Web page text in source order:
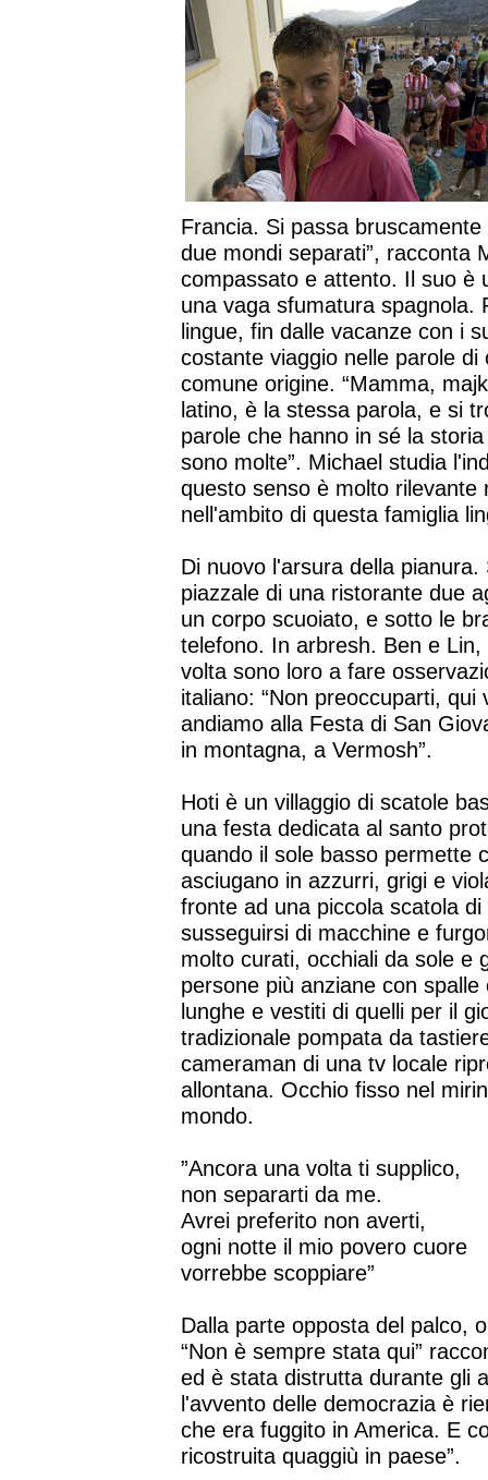
Francia. Si passa
due mondi separati”, racconta
compassato e attento. Il suo è
una vaga sfumatura spagnola.
lingue, fin dalle vacanze con i
costante viaggio nelle parole
comune origine. “Mamma,
latino, è la stessa parola, e si
parole che hanno in sé la
sono molte”. Michael studia
questo senso è molto
nell'ambito di questa famiglia
Di nuovo l'arsura della
piazzale di una ristorante due
un corpo scuoiato, e sotto le
telefono. In arbresh. Ben e
volta sono loro a fare
italiano: “Non preoccuparti,
andiamo alla Festa di San
in montagna, a Vermosh”.
Hoti è un villaggio di scatole
una festa dedicata al santo
quando il sole basso permette
asciugano in azzurri, grigi e
fronte ad una piccola scatola
susseguirsi di macchine e
molto curati, occhiali da sole e
persone più anziane con
lunghe e vestiti di quelli per il
tradizionale pompata da
cameraman di una tv locale
allontana. Occhio fisso nel
mondo.
”Ancora una volta ti supplico,
non separarti da me.
Avrei preferito non averti,
ogni notte il mio povero cuore
vorrebbe scoppiare”
Dalla parte opposta del palco,
“Non è sempre stata qui”
ed è stata distrutta durante gli
l'avvento delle democrazia è
che era fuggito in America. E
ricostruita quaggiù in paese”.